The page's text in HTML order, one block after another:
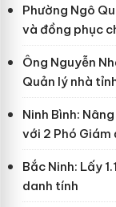
Phường Ngô
và đồng phục
Ông Nguyễn
Quản lý nhà
Ninh Bình:
với 2 Phó
Bắc Ninh: Lấy
danh tính